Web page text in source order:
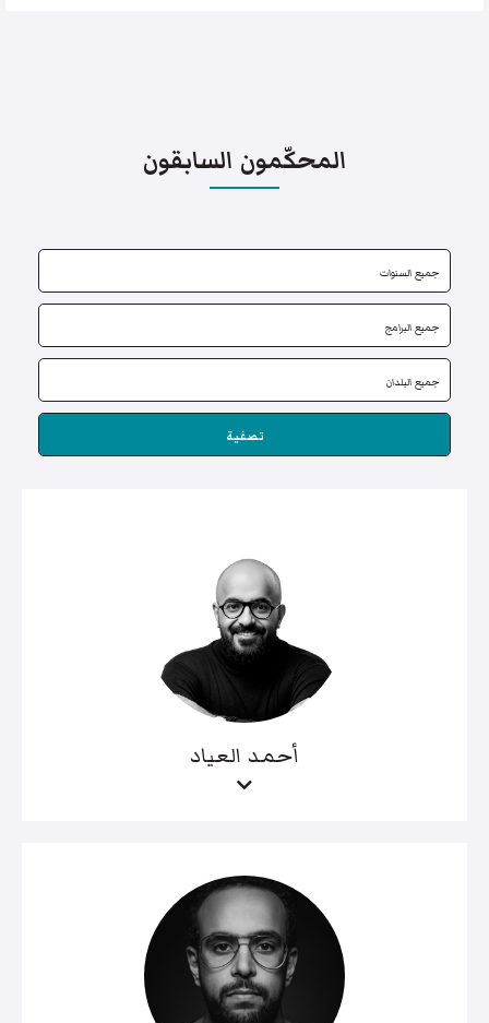
المحكّمون السابقون
تصفية
أحمد العياد